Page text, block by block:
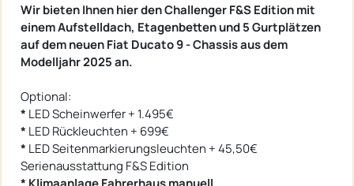
Wir bieten Ihnen hier den Challenger F&S Edition mit
einem Aufstelldach, Etagenbetten und 5 Gurtplätzen
auf dem neuen Fiat Ducato 9 - Chassis aus dem
Modelljahr 2025 an.
Optional:
* LED Scheinwerfer + 1.495€
* LED Rückleuchten + 699€
* LED Seitenmarkierungsleuchten + 45,50€
Serienausstattung F&S Edition